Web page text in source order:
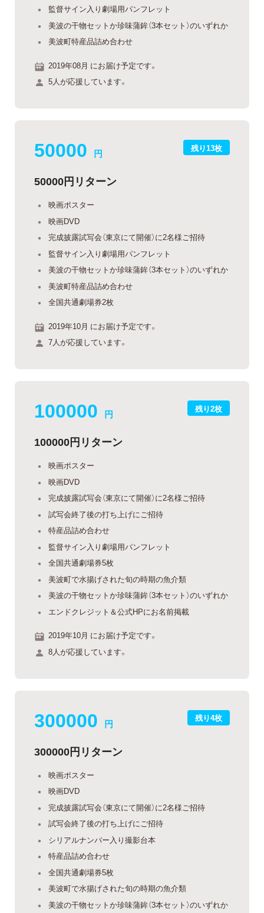
監督サイン入り劇場用パンフレット
美波の干物セットか珍味蒲鉾（3本セット）のいずれか
美波町特産品詰め合わせ
2019年08月 にお届け予定です。
5人が応援しています。
残り13枚
50000 円
50000円リターン
映画ポスター
映画DVD
完成披露試写会（東京にて開催）に2名様ご招待
監督サイン入り劇場用パンフレット
美波の干物セットか珍味蒲鉾（3本セット）のいずれか
美波町特産品詰め合わせ
全国共通劇場券2枚
2019年10月 にお届け予定です。
7人が応援しています。
残り2枚
100000 円
100000円リターン
映画ポスター
映画DVD
完成披露試写会（東京にて開催）に2名様ご招待
試写会終了後の打ち上げにご招待
特産品詰め合わせ
監督サイン入り劇場用パンフレット
全国共通劇場券5枚
美波町で水揚げされた旬の時期の魚介類
美波の干物セットか珍味蒲鉾（3本セット）のいずれか
エンドクレジット＆公式HPにお名前掲載
2019年10月 にお届け予定です。
8人が応援しています。
残り4枚
300000 円
300000円リターン
映画ポスター
映画DVD
完成披露試写会（東京にて開催）に2名様ご招待
試写会終了後の打ち上げにご招待
シリアルナンバー入り撮影台本
特産品詰め合わせ
全国共通劇場券5枚
美波町で水揚げされた旬の時期の魚介類
美波の干物セットか珍味蒲鉾（3本セット）のいずれか